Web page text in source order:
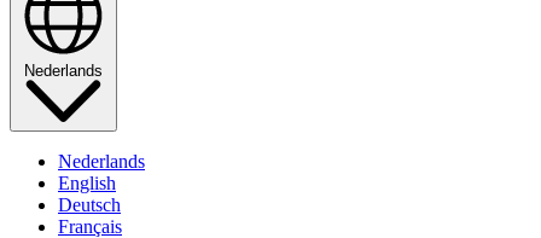
Nederlands
Nederlands
English
Deutsch
Français